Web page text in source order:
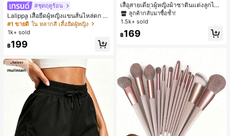
#ชุดฤดูร้อน
Lalippa เสื้อยืดผู้หญิงแขนสั้นไหล่ตก ค
อวีปกเสื้อ ลายพิมพ์ดิจิทัลลายทาง สไตล์
สปอร์ตแฟชั่นมินิมอล ของขวัญสำหรับเ
พื่อน
#1 ขายดี ใน หลากสี เสื้อยืดผู้หญิง
1k+ sold
฿199
เสื้อสายเดี่ยวผู้หญิงผ้าซาตินแต่งลูกไม้
- เสื้อสายเดี่ยวฤดูร้อนสีคากีมีรอยผ่าด้า
นข้างที่น่าดึงดูดแบบสบายๆ
#1 ขายดี
ใน สีกากี เสื้อสตรี เสื้อเบลาส์ & Tee
ลูกค้ากลับมาซื้อซ้ำ!
#1 ขายดี
ใน สีกากี เสื้อสตรี เสื้อเบลาส์ & Tee
ลูกค้ากลับมาซื้อซ้ำ!
#1 ขายดี
ลูกค้ากลับมาซื้อซ้ำ!
1.5k+ sold
฿169